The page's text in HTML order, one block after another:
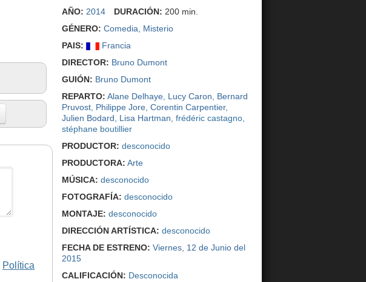
Política
AÑO: 2014 DURACIÓN: 200 min.
GÉNERO: Comedia
Misterio
PAIS:
Francia
DIRECTOR: Bruno Dumont
GUIÓN: Bruno Dumont
REPARTO: Alane Delhaye Lucy Caron
Bernard
Pruvost Philippe Jore Corentin Carpentier,
Julien Bodard
Lisa Hartman , frédéric castagno,
stéphane boutillier
PRODUCTOR: desconocido
PRODUCTORA: Arte
MÚSICA: desconocido
FOTOGRAFÍA: desconocido
MONTAJE: desconocido
DIRECCIÓN ARTÍSTICA: desconocido
FECHA DE ESTRENO: Viernes, 12 de Junio del
2015
CALIFICACIÓN: Desconocida